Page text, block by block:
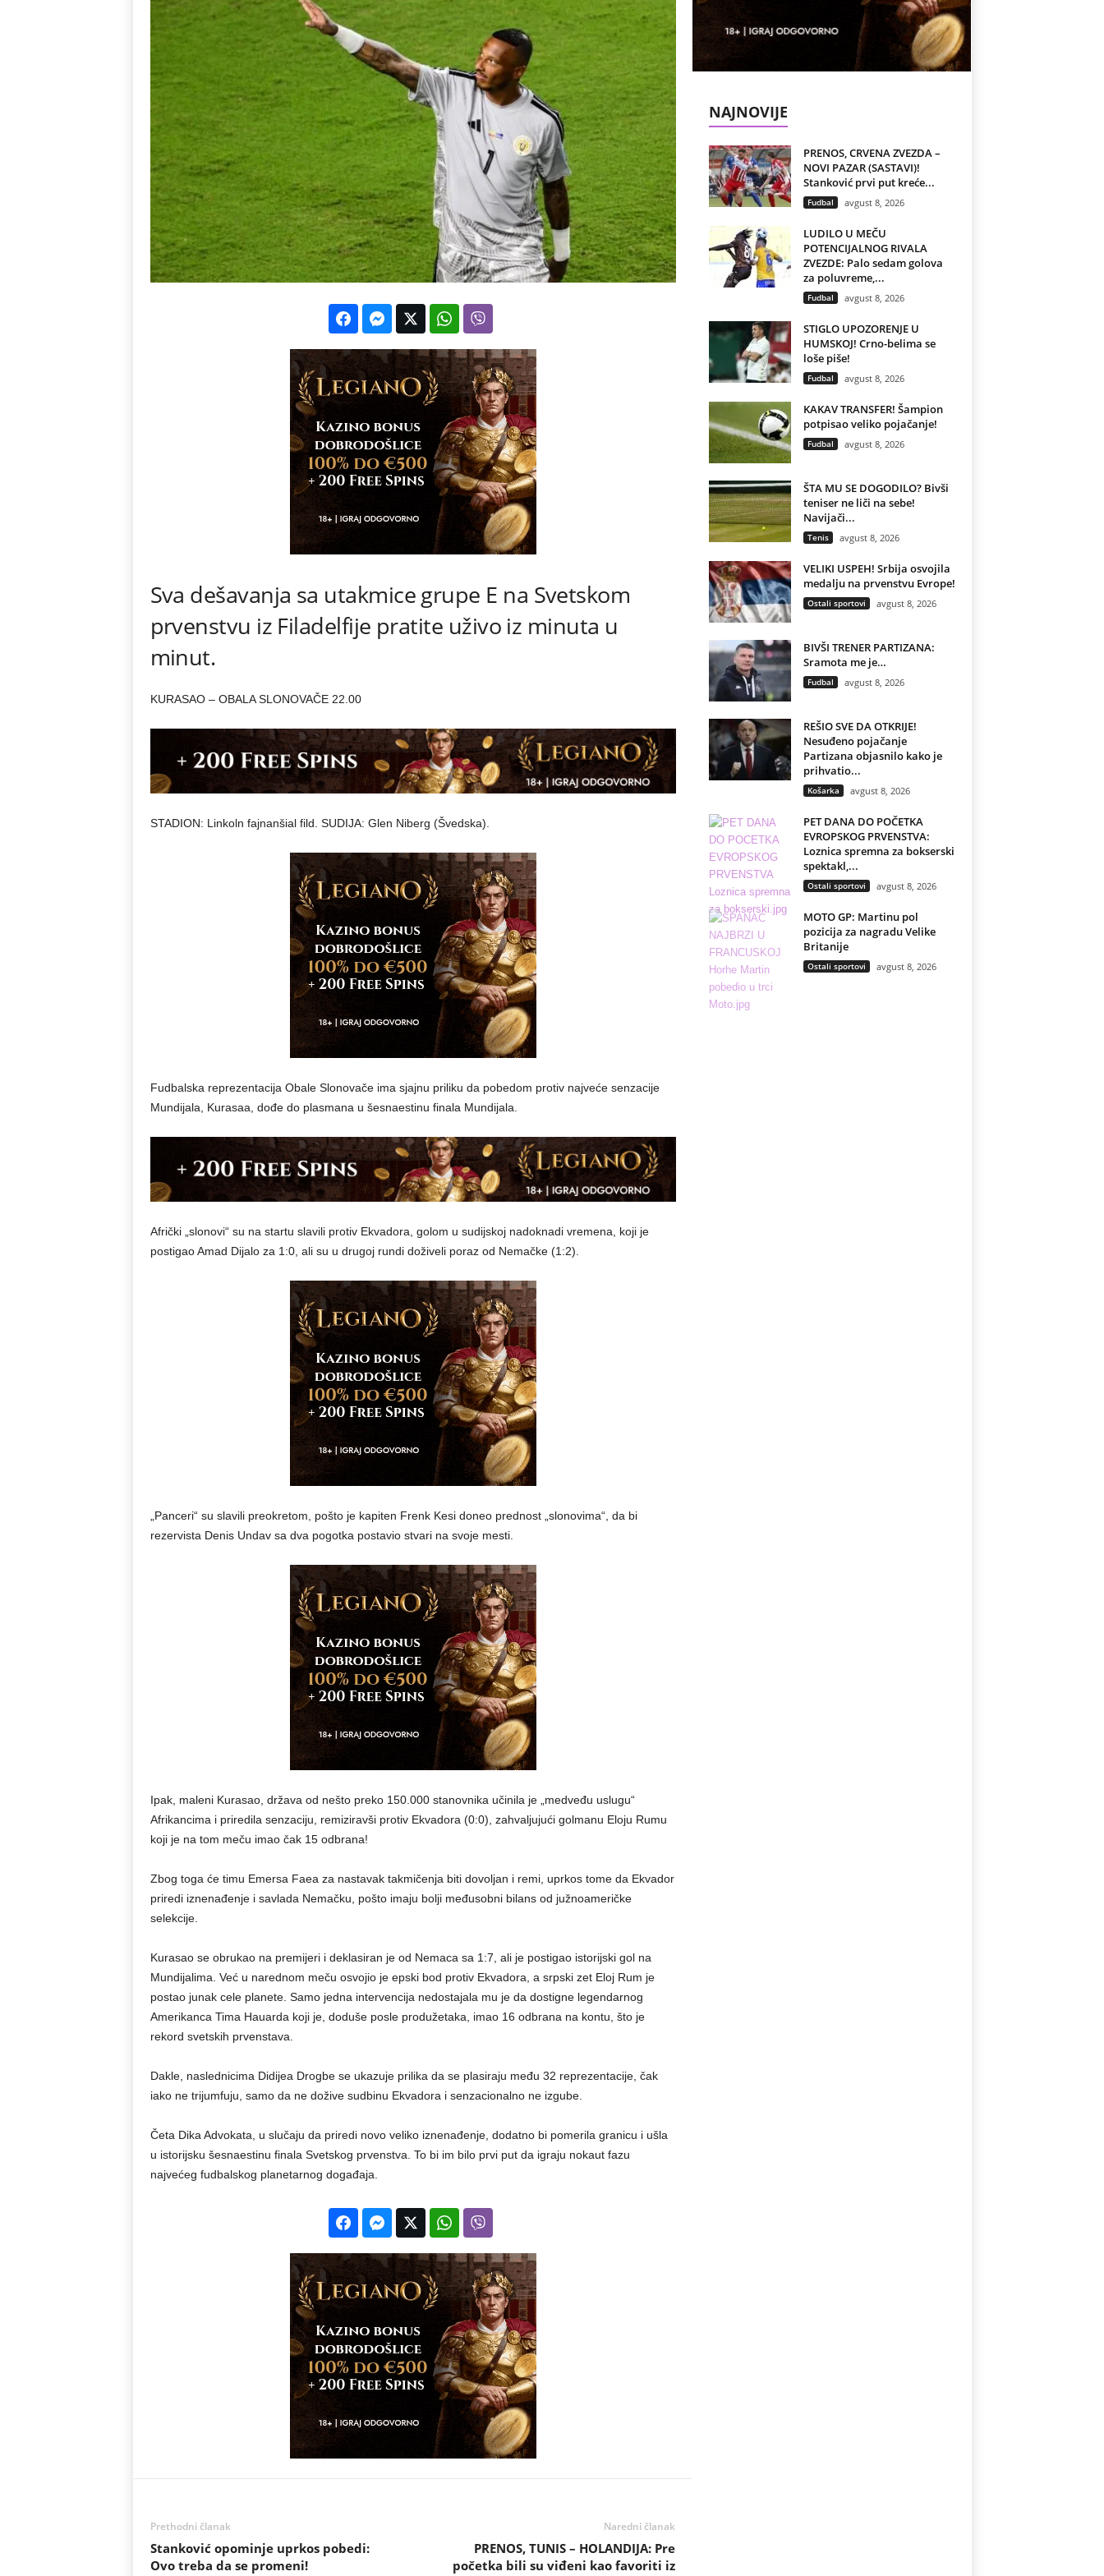
k
e
V
e
s
t
i
Sva dešavanja sa utakmice grupe E na Svetskom
prvenstvu iz Filadelfije pratite uživo iz minuta u
minut.
KURASAO – OBALA SLONOVAČE 22.00
STADION: Linkoln fajnanšial fild. SUDIJA: Glen Niberg (Švedska).
Fudbalska reprezentacija Obale Slonovače ima sjajnu priliku da pobedom protiv najveće senzacije
Mundijala, Kurasaa, dođe do plasmana u šesnaestinu finala Mundijala.
Afrički „slonovi“ su na startu slavili protiv Ekvadora, golom u sudijskoj nadoknadi vremena, koji je
postigao Amad Dijalo za 1:0, ali su u drugoj rundi doživeli poraz od Nemačke (1:2).
„Panceri“ su slavili preokretom, pošto je kapiten Frenk Kesi doneo prednost „slonovima“, da bi
rezervista Denis Undav sa dva pogotka postavio stvari na svoje mesti.
Ipak, maleni Kurasao, država od nešto preko 150.000 stanovnika učinila je „medveđu uslugu“
Afrikancima i priredila senzaciju, remiziravši protiv Ekvadora (0:0), zahvaljujući golmanu Eloju Rumu
koji je na tom meču imao čak 15 odbrana!
Zbog toga će timu Emersa Faea za nastavak takmičenja biti dovoljan i remi, uprkos tome da Ekvador
priredi iznenađenje i savlada Nemačku, pošto imaju bolji međusobni bilans od južnoameričke
selekcije.
Kurasao se obrukao na premijeri i deklasiran je od Nemaca sa 1:7, ali je postigao istorijski gol na
Mundijalima. Već u narednom meču osvojio je epski bod protiv Ekvadora, a srpski zet Eloj Rum je
postao junak cele planete. Samo jedna intervencija nedostajala mu je da dostigne legendarnog
Amerikanca Tima Hauarda koji je, doduše posle produžetaka, imao 16 odbrana na kontu, što je
rekord svetskih prvenstava.
Dakle, naslednicima Didijea Drogbe se ukazuje prilika da se plasiraju među 32 reprezentacije, čak
iako ne trijumfuju, samo da ne dožive sudbinu Ekvadora i senzacionalno ne izgube.
Četa Dika Advokata, u slučaju da priredi novo veliko iznenađenje, dodatno bi pomerila granicu i ušla
u istorijsku šesnaestinu finala Svetskog prvenstva. To bi im bilo prvi put da igraju nokaut fazu
najvećeg fudbalskog planetarnog događaja.
Prethodni članak
Stanković opominje uprkos pobedi:
Ovo treba da se promeni!
Naredni članak
PRENOS, TUNIS – HOLANDIJA: Pre
početka bili su viđeni kao favoriti iz
NAJNOVIJE
PRENOS, CRVENA ZVEZDA –
NOVI PAZAR (SASTAVI)!
Stanković prvi put kreće...
Fudbal avgust 8, 2026
LUDILO U MEČU
POTENCIJALNOG RIVALA
ZVEZDE: Palo sedam golova
za poluvreme,...
Fudbal avgust 8, 2026
STIGLO UPOZORENJE U
HUMSKOJ! Crno-belima se
loše piše!
Fudbal avgust 8, 2026
KAKAV TRANSFER! Šampion
potpisao veliko pojačanje!
Fudbal avgust 8, 2026
ŠTA MU SE DOGODILO? Bivši
teniser ne liči na sebe!
Navijači...
Tenis avgust 8, 2026
VELIKI USPEH! Srbija osvojila
medalju na prvenstvu Evrope!
Ostali sportovi avgust 8, 2026
BIVŠI TRENER PARTIZANA:
Sramota me je…
Fudbal avgust 8, 2026
REŠIO SVE DA OTKRIJE!
Nesuđeno pojačanje
Partizana objasnilo kako je
prihvatio...
Košarka avgust 8, 2026
PET DANA DO POČETKA
EVROPSKOG PRVENSTVA:
Loznica spremna za bokserski
spektakl,...
Ostali sportovi avgust 8, 2026
MOTO GP: Martinu pol
pozicija za nagradu Velike
Britanije
Ostali sportovi avgust 8, 2026